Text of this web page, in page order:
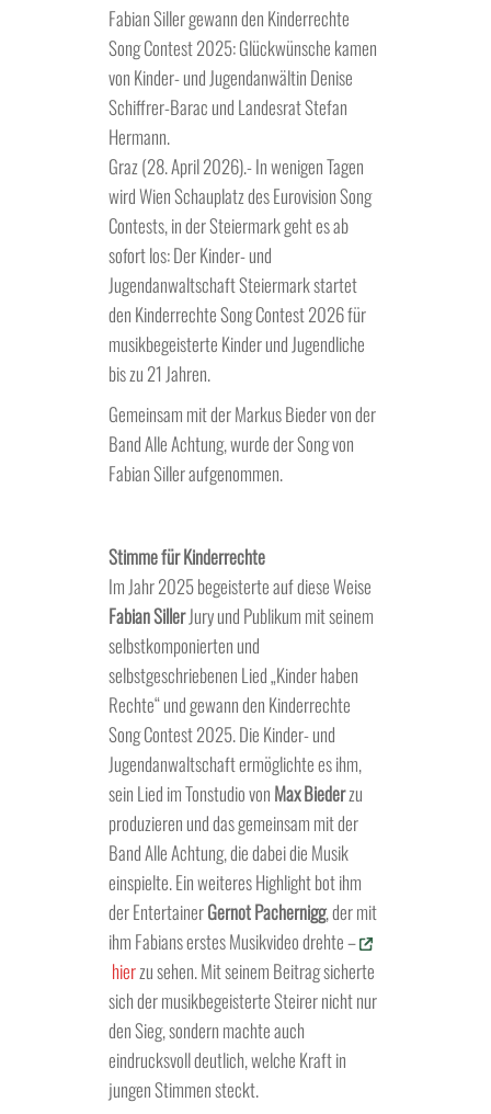
Fabian Siller gewann den Kinderrechte
Song Contest 2025: Glückwünsche kamen
von Kinder- und Jugendanwältin Denise
Schiffrer-Barac und Landesrat Stefan
Hermann.
Graz (28. April 2026).- In wenigen Tagen
wird Wien Schauplatz des Eurovision Song
Contests, in der Steiermark geht es ab
sofort los: Der Kinder- und
Jugendanwaltschaft Steiermark startet
den Kinderrechte Song Contest 2026 für
musikbegeisterte Kinder und Jugendliche
bis zu 21 Jahren.
Gemeinsam mit der Markus Bieder von der
Band Alle Achtung, wurde der Song von
Fabian Siller aufgenommen.
Stimme für Kinderrechte
Im Jahr 2025 begeisterte auf diese Weise
Fabian SillerJury und Publikum mit seinem
selbstkomponierten und
selbstgeschriebenen Lied „Kinder haben
Rechte“ und gewann den Kinderrechte
Song Contest 2025. Die Kinder- und
Jugendanwaltschaft ermöglichte es ihm,
sein Lied im Tonstudio von Max Biederzu
produzieren und das gemeinsam mit der
Band Alle Achtung, die dabei die Musik
einspielte. Ein weiteres Highlight bot ihm
der EntertainerGernot Pachernigg, der mit
ihm Fabians erstes Musikvideo drehte –
hierzu sehen. Mit seinem Beitrag sicherte
sich der musikbegeisterte Steirer nicht nur
den Sieg, sondern machte auch
eindrucksvoll deutlich, welche Kraft in
jungen Stimmen steckt.